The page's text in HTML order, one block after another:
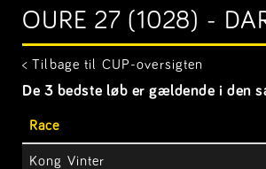
OURE 27 (1028) -
< Tilbage til CUP-oversigten
De 3 bedste løb er gældende i den
Race
Kong Vinter